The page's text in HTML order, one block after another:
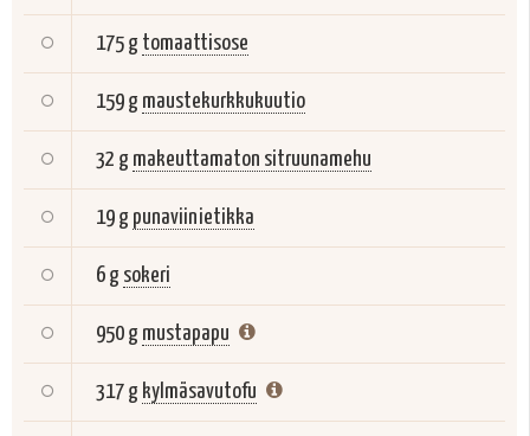
175 g tomaattisose
159 g maustekurkkukuutio
32 g makeuttamaton sitruunamehu
19 g punaviinietikka
6 g sokeri
950 g mustapapu
317 g kylmäsavutofu